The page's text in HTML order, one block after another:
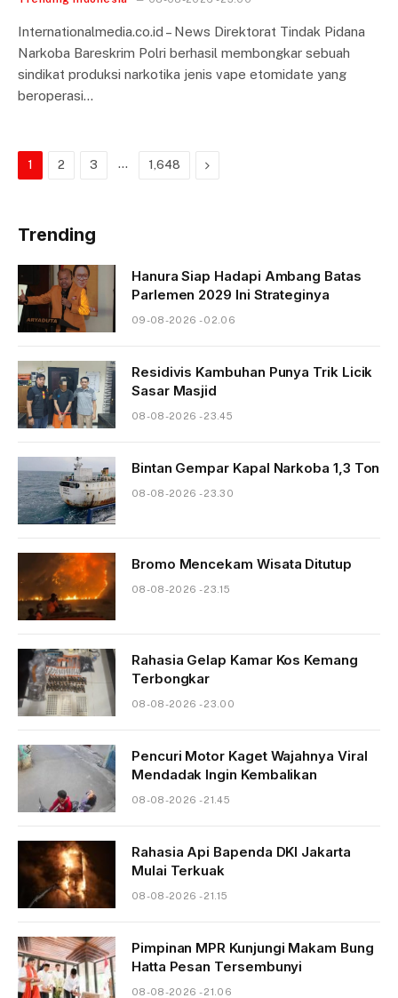
Internationalmedia.co.id – News Direktorat Tindak Pidana
Narkoba Bareskrim Polri berhasil membongkar sebuah
sindikat produksi narkotika jenis vape etomidate yang
beroperasi…
1 2 3 … 1,648 Next
Trending
Hanura Siap Hadapi Ambang Batas
Parlemen 2029 Ini Strateginya
09-08-2026 - 02.06
Residivis Kambuhan Punya Trik Licik
Sasar Masjid
08-08-2026 - 23.45
Bintan Gempar Kapal Narkoba 1,3 Ton
08-08-2026 - 23.30
Bromo Mencekam Wisata Ditutup
08-08-2026 - 23.15
Rahasia Gelap Kamar Kos Kemang
Terbongkar
08-08-2026 - 23.00
Pencuri Motor Kaget Wajahnya Viral
Mendadak Ingin Kembalikan
08-08-2026 - 21.45
Rahasia Api Bapenda DKI Jakarta
Mulai Terkuak
08-08-2026 - 21.15
Pimpinan MPR Kunjungi Makam Bung
Hatta Pesan Tersembunyi
08-08-2026 - 21.06